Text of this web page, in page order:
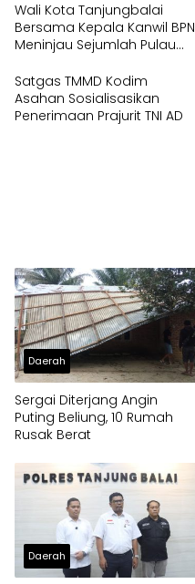
Wali Kota Tanjungbalai
Bersama Kepala Kanwil BPN
Meninjau Sejumlah Pulau
Satgas TMMD Kodim
Asahan Sosialisasikan
Penerimaan Prajurit TNI AD
Daerah
Sergai Diterjang Angin
Puting Beliung, 10 Rumah
Rusak Berat
Daerah